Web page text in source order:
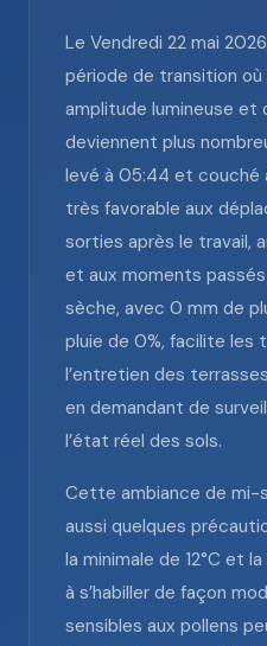
Le Vendredi 22 mai
période de transition
amplitude lumineuse et
deviennent plus
levé à 05:44 et couché
très favorable aux
sorties après le travail,
et aux moments
sèche, avec 0 mm de
pluie de 0%, facilite les
l’entretien des
en demandant de
l’état réel des sols.
Cette ambiance de mi-
aussi quelques
la minimale de 12°C et
à s’habiller de façon
sensibles aux pollens